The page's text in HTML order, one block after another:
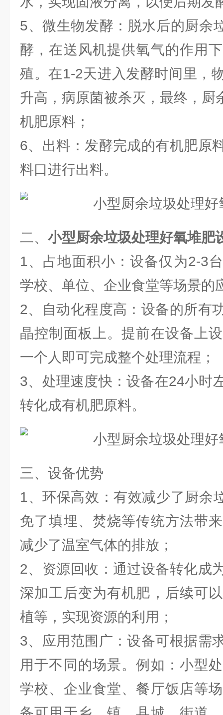
5、微生物发酵：脱水后的厨余
酵，在送风机提供氧气的作用
殖。在1-2天进入发酵时间里，
升高，病原菌被杀灭，最终，厨
机肥原料；
6、出料：发酵完成的有机肥原
料口进行出料。
二、 小型厨余垃圾处理好氧堆肥
1、占地面积小：设备仅为2-3
学校、单位、企业食堂等场景的
2、自动化程度高：设备的所有
晶控制面板上。提前在设备上
一个人即可完成整个处理流程；
3、处理速度快：设备在24小时
转化成有机肥原料。
三、设备优势
1、环保高效：有效减少了厨余
免了填埋、焚烧等传统方法带
减少了温室气体的排放；
2、资源回收：通过设备转化成
深加工后变为有机肥，后续可
植等，实现资源的利用；
3、应用范围广：设备可根据需
用于不同的场景。例如：小型
学校、企业食堂、餐厅饭店等